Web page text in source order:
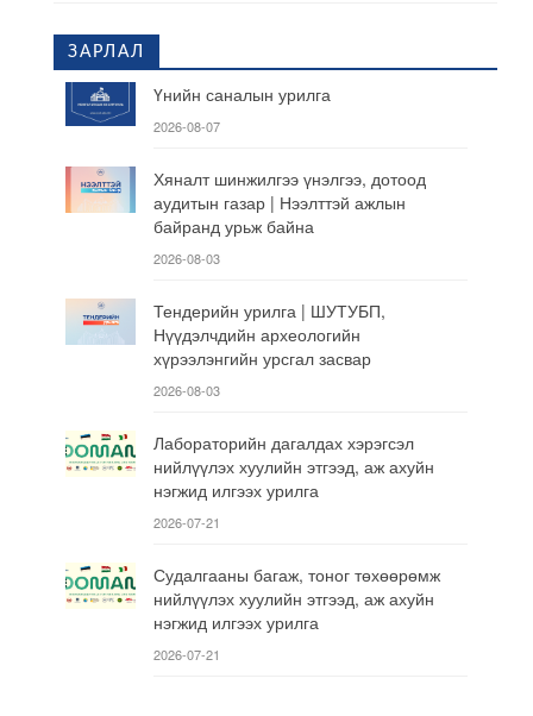
ЗАРЛАЛ
Үнийн саналын урилга
2026-08-07
Хяналт шинжилгээ үнэлгээ, дотоод
аудитын газар | Нээлттэй ажлын
байранд урьж байна
2026-08-03
Тендерийн урилга | ШУТУБП,
Нүүдэлчдийн археологийн
хүрээлэнгийн урсгал засвар
2026-08-03
Лабораторийн дагалдах хэрэгсэл
нийлүүлэх хуулийн этгээд, аж ахуйн
нэгжид илгээх урилга
2026-07-21
Судалгааны багаж, тоног төхөөрөмж
нийлүүлэх хуулийн этгээд, аж ахуйн
нэгжид илгээх урилга
2026-07-21